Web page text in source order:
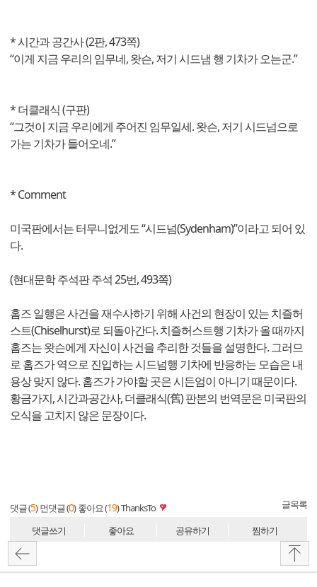
* 시간과 공간사 (2판, 473쪽)
“이게 지금 우리의 임무네, 왓슨, 저기 시드냄 행 기차가 오는군.”
* 더클래식 (구판)
“그것이 지금 우리에게 주어진 임무일세. 왓슨, 저기 시드넘으로
가는 기차가 들어오네.”
* Comment
미국판에서는 터무니없게도 “시드넘(Sydenham)”이라고 되어 있
다.
(현대문학 주석판 주석 25번, 493쪽)
홈즈 일행은 사건을 재수사하기 위해 사건의 현장이 있는 치즐허
스트(Chiselhurst)로 되돌아간다. 치즐허스트행 기차가 올 때까지
홈즈는 왓슨에게 자신이 사건을 추리한 것들을 설명한다. 그러므
로 홈즈가 역으로 진입하는 시드넘행 기차에 반응하는 모습은 내
용상 맞지 않다. 홈즈가 가야할 곳은 시든엄이 아니기 때문이다.
황금가지, 시간과공간사, 더클래식(舊) 판본의 번역문은 미국판의
오식을 고치지 않은 문장이다.
댓글 (5) 먼댓글 (0) 좋아요 (19)ThanksTo 글목록
댓글쓰기 좋아요 공유하기 찜하기